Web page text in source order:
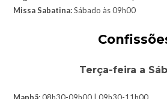
Missa Sabatina:Sábado às 09h00
Terça-feira a
Manhã:08h30-09h00 | 09h30-11h00